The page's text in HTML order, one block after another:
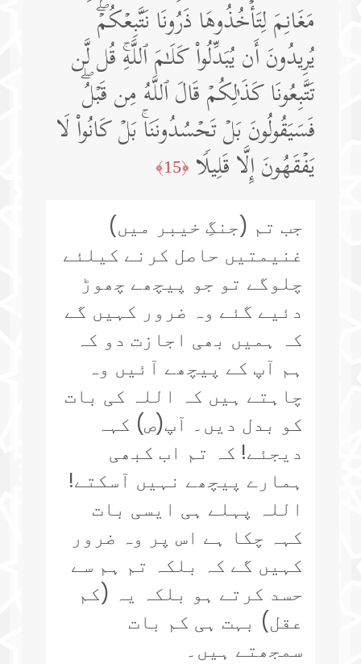
مَغَانِمَ لِتَأۡخُذُوهَا ذَرُونَا نَتَّبِعۡكُمۡۖ
یُرِیدُونَ أَن یُبَدِّلُوا۟ كَلَـٰمَ ٱللَّهِۚ قُل لَّن
تَتَّبِعُونَا كَذَ ٰ⁠لِكُمۡ قَالَ ٱللَّهُ مِن قَبۡلُۖ
فَسَیَقُولُونَ بَلۡ تَحۡسُدُونَنَاۚ بَلۡ كَانُوا۟ لَا
یَفۡقَهُونَ إِلَّا قَلِیلࣰا ﴿15﴾
جب تم (جنگِ خیبر میں)
غنیمتیں حاصل کرنے کیلئے
چلوگے تو جو پیچھے چھوڑ
دئیے گئے وہ ضرور کہیں گے
کہ ہمیں بھی اجازت دو کہ
ہم آپ کے پیچھے آئیں وہ
چاہتے ہیں کہ اللہ کی بات
کو بدل دیں۔ آپ(ص) کہہ
دیجئے! کہ تم اب کبھی
ہمارے پیچھے نہیں آسکتے!
اللہ پہلے ہی ایسی بات
کہہ چکا ہے اس پر وہ ضرور
کہیں گے کہ بلکہ تم ہم سے
حسد کرتے ہو بلکہ یہ (کم
عقل) بہت ہی کم بات
سمجھتے ہیں۔